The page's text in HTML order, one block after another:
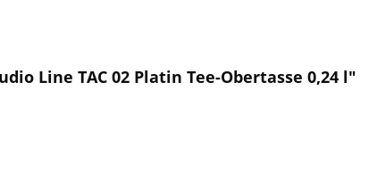
Line TAC 02 Platin Tee-Obertasse 0,24 l"